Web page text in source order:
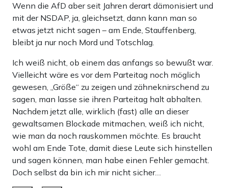
Wenn die AfD aber seit Jahren derart dämonisiert und
mit der NSDAP, ja, gleichsetzt, dann kann man so
etwas jetzt nicht sagen – am Ende, Stauffenberg,
bleibt ja nur noch Mord und Totschlag.
Ich weiß nicht, ob einem das anfangs so bewußt war.
Vielleicht wäre es vor dem Parteitag noch möglich
gewesen, „Größe“ zu zeigen und zähneknirschend zu
sagen, man lasse sie ihren Parteitag halt abhalten.
Nachdem jetzt alle, wirklich (fast) alle an dieser
gewaltsamen Blockade mitmachen, weiß ich nicht,
wie man da noch rauskommen möchte. Es braucht
wohl am Ende Tote, damit diese Leute sich hinstellen
und sagen können, man habe einen Fehler gemacht.
Doch selbst da bin ich mir nicht sicher…